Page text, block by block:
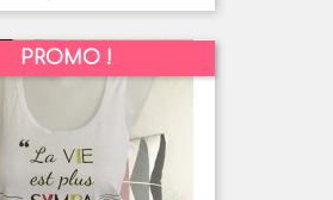
PROMO !